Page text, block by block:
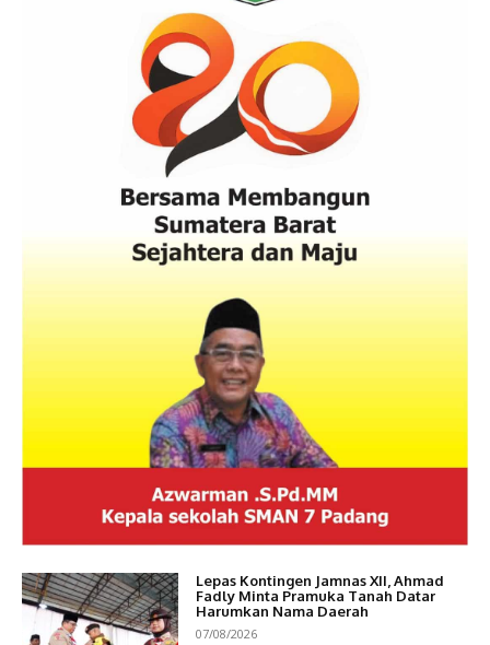
Lepas Kontingen Jamnas XII, Ahmad
Fadly Minta Pramuka Tanah Datar
Harumkan Nama Daerah
07/08/2026